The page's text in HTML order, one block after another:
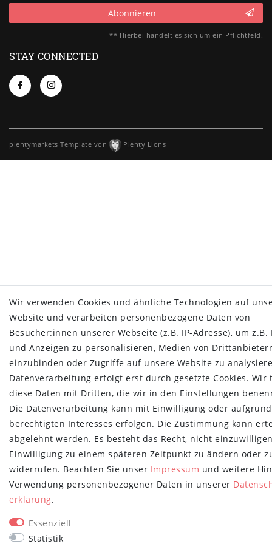
Abonnieren
** Hierbei handelt es sich um ein Pflichtfeld.
STAY CONNECTED
Wir verwenden Cookies und ähnliche Technologien auf
Website und verarbeiten personenbezogene Daten von
Besucher:innen unserer Webseite (z.B. IP-Adresse), um z.B.
und Anzeigen zu personalisieren, Medien von
einzubinden oder Zugriffe auf unsere Website zu
Datenverarbeitung erfolgt erst durch gesetzte Cookies. Wir
diese Daten mit Dritten, die wir in den Einstellungen
Die Datenverarbeitung kann mit Einwilligung oder
berechtigten Interesses erfolgen. Die Zustimmung kann
abgelehnt werden. Es besteht das Recht, nicht
Einwilligung zu einem späteren Zeitpunkt zu ändern oder
widerrufen. Beachten Sie unser Impressum und weitere
Verwendung personenbezogener Daten in unserer
erklärung.
Essenziell
Statistik
plentymarkets Template von Plenty Lions